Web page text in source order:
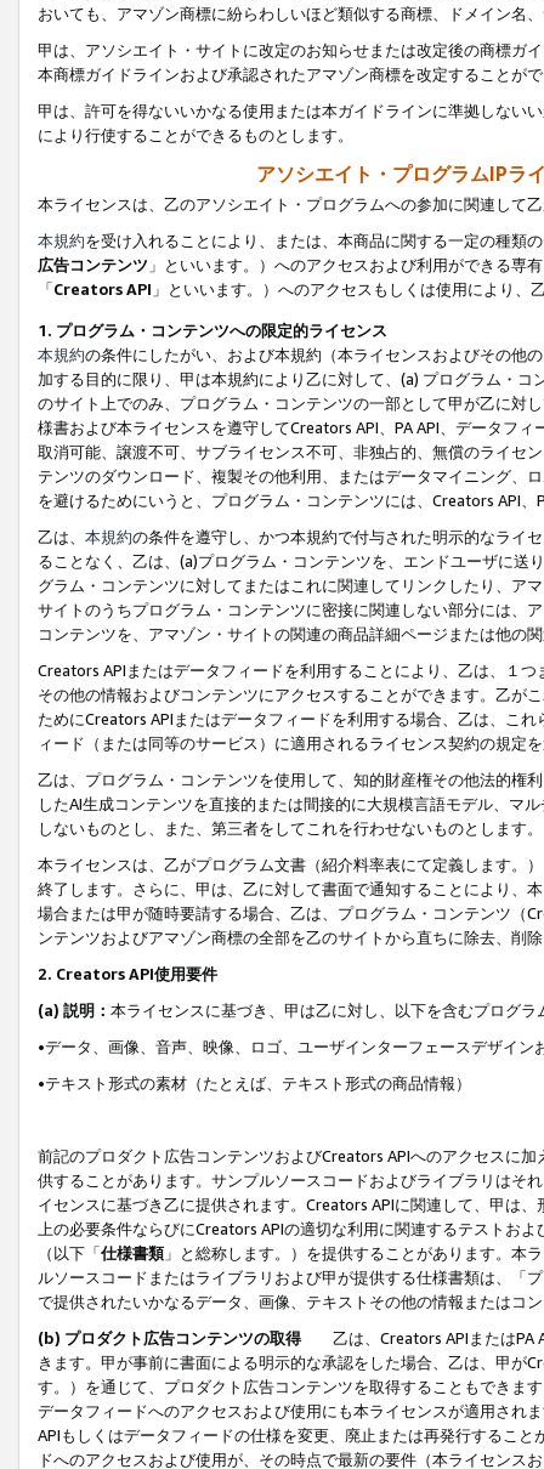
おいても、アマゾン商標に紛らわしいほど類似する商標、ドメイン名
甲は、アソシエイト・サイトに改定のお知らせまたは改定後の商標ガ
本商標ガイドラインおよび承認されたアマゾン商標を改定することが
甲は、許可を得ないいかなる使用または本ガイドラインに準拠しない
により行使することができるものとします。
アソシエイト・プログラムIPラ
本ライセンスは、乙のアソシエイト・プログラムへの参加に関連して
本規約を受け入れることにより、または、本商品に関する一定の種類
広告コンテンツ 」といいます。）へのアクセスおよび利用ができる専
「Creators API 」といいます。）へのアクセスもしくは使用により
1. プログラム・コンテンツへの限定的ライセンス
本規約の条件にしたがい、および本規約（本ライセンスおよびその他
加する目的に限り、甲は本規約により乙に対して、(a) プログラム・
のサイト上でのみ、プログラム・コンテンツの一部として甲が乙に対
様書および本ライセンスを遵守してCreators API、PA API、データフ
取消可能、譲渡不可、サブライセンス不可、非独占的、無償のライセ
テンツのダウンロード、複製その他利用、またはデータマイニング、
を避けるためにいうと、プログラム・コンテンツには、Creators API
乙は、 本規約の条件を遵守し、かつ本規約で付与された明示的なライ
ることなく、乙は、(a)プログラム・コンテンツを、エンドユーザに
グラム・コンテンツに対してまたはこれに関連してリンクしたり、ア
サイトのうちプログラム・コンテンツに密接に関連しない部分には、
コンテンツを、アマゾン・サイトの関連の商品詳細ページまたは他の
Creators APIまたはデータフィードを利用することにより、乙は、１
その他の情報およびコンテンツにアクセスすることができます。乙が
ためにCreators APIまたはデータフィードを利用する場合、乙は、こ
ィード（または同等のサービス）に適用されるライセンス契約の規定
乙は、プログラム・コンテンツを使用して、知的財産権その他法的権
したAI生成コンテンツを直接的または間接的に大規模言語モデル、マ
しないものとし、また、第三者をしてこれを行わせないものとします。
本ライセンスは、乙がプログラム文書（紹介料率表にて定義します。
終了します。さらに、甲は、乙に対して書面で通知することにより、
場合または甲が随時要請する場合、乙は、プログラム・コンテンツ（
ンテンツおよびアマゾン商標の全部を乙のサイトから直ちに除去、削
2. Creators API使用要件
(a) 説明： 本ライセンスに基づき、甲は乙に対し、以下を含むプログ
•データ、画像、音声、映像、ロゴ、ユーザインターフェースデザイ
•テキスト形式の素材（たとえば、テキスト形式の商品情報）
前記のプロダクト広告コンテンツおよびCreators APIへのアクセスに
供することがあります。サンプルソースコードおよびライブラリはそ
イセンスに基づき乙に提供されます。Creators APIに関連して、甲は
上の必要条件ならびにCreators APIの適切な利用に関連するテストお
（以下「仕様書類」と総称します。）を提供することがあります。本
ルソースコードまたはライブラリおよび甲が提供する仕様書類は、「
で提供されたいかなるデータ、画像、テキストその他の情報またはコ
(b) プロダクト広告コンテンツの取得
乙は、Creators APIまたはPA
きます。甲が事前に書面による明示的な承認をした場合、乙は、甲が
す。）を通じて、プロダクト広告コンテンツを取得することもできま
データフィードへのアクセスおよび使用にも本ライセンスが適用され
APIもしくはデータフィードの仕様を変更、廃止または再発行するこ
ドへのアクセスおよび使用が、その時点で最新の要件（本ライセン